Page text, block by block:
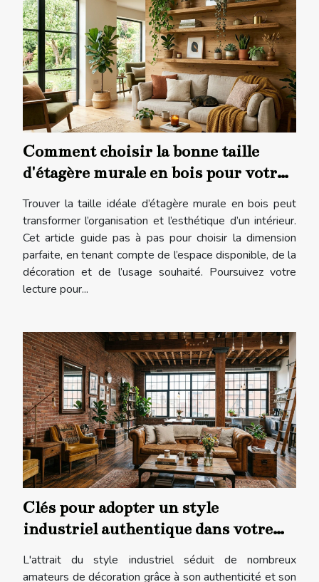
Comment choisir la bonne taille
d'étagère murale en bois pour votre
Trouver la taille idéale d’étagère murale en bois peut
transformer l’organisation et l’esthétique d’un intérieur.
Cet article guide pas à pas pour choisir la dimension
parfaite, en tenant compte de l’espace disponible, de la
décoration et de l’usage souhaité. Poursuivez votre
lecture pour...
Clés pour adopter un style
industriel authentique dans votre
L'attrait du style industriel séduit de nombreux
amateurs de décoration grâce à son authenticité et son